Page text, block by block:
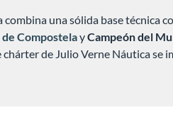
una sólida base técnica
CompostelayCampeón del
de Julio Verne Náutica se